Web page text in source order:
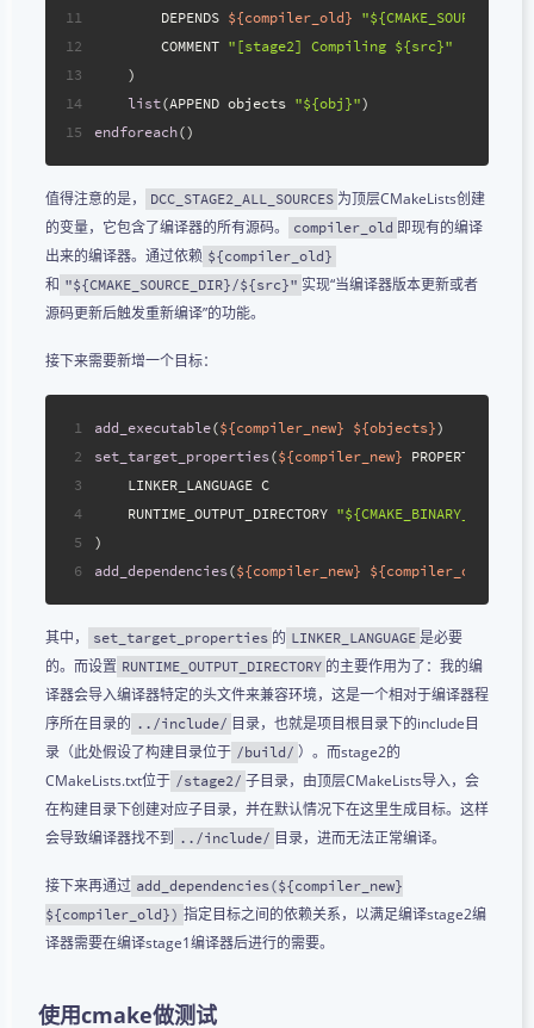
11
12
13
14
15
        DEPENDS
${compiler_old}
        COMMENT
"[stage2] Compiling ${src}"
    )
list(APPEND objects "${obj}")
endforeach()
值得注意的是， DCC_STAGE2_ALL_SOURCES 为顶层CMakeLists创建
的变量，它包含了编译器的所有源码。
compiler_old 即现有的编译
出来的编译器。通过依赖 ${compiler_old}
和 "${CMAKE_SOURCE_DIR}/${src}" 实现“当编译器版本更新或者
源码更新后触发重新编译”的功能。
接下来需要新增一个目标：
1
2
3
4
5
6
add_executable(${compiler_new} ${objects})
set_target_properties(${compiler_new} PROPERTIES
    LINKER_LANGUAGE C
    RUNTIME_OUTPUT_DIRECTORY
"${CMAKE_BINARY_DIR}"
)
add_dependencies(${compiler_new} ${compiler_old}
其中， set_target_properties 的 LINKER_LANGUAGE 是必要
的。而设置 RUNTIME_OUTPUT_DIRECTORY 的主要作用为了：我的编
译器会导入编译器特定的头文件来兼容环境，这是一个相对于编译器程
序所在目录的 ../include/ 目录，也就是项目根目录下的include目
录（此处假设了构建目录位于 /build/ ）。而stage2的
CMakeLists.txt位于 /stage2/ 子目录，由顶层CMakeLists导入，会
在构建目录下创建对应子目录，并在默认情况下在这里生成目标。这样
会导致编译器找不到 ../include/ 目录，进而无法正常编译。
接下来再通过 add_dependencies(${compiler_new}
${compiler_old}) 指定目标之间的依赖关系，以满足编译stage2编
译器需要在编译stage1编译器后进行的需要。
使用cmake做测试